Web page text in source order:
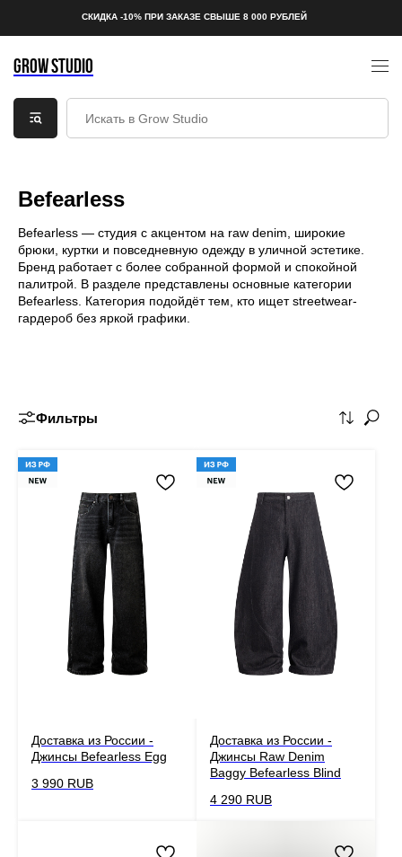
СКИДКА -10% ПРИ ЗАКАЗЕ СВЫШЕ 8 000 РУБЛЕЙ
GROW STUDIO
Befearless
Befearless — студия с акцентом на raw denim, широкие
брюки, куртки и повседневную одежду в уличной эстетике.
Бренд работает с более собранной формой и спокойной
палитрой. В разделе представлены основные категории
Befearless. Категория подойдёт тем, кто ищет streetwear-
гардероб без яркой графики.
Фильтры
Доставка из России -
Джинсы Befearless Egg
3 990 RUB
Доставка из России -
Джинсы Raw Denim
Baggy Befearless Blind
4 290 RUB